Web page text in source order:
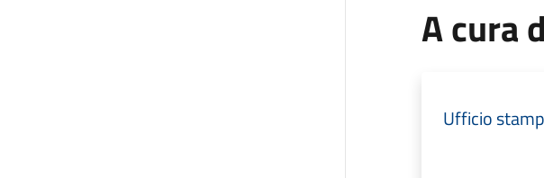
A cura
Ufficio